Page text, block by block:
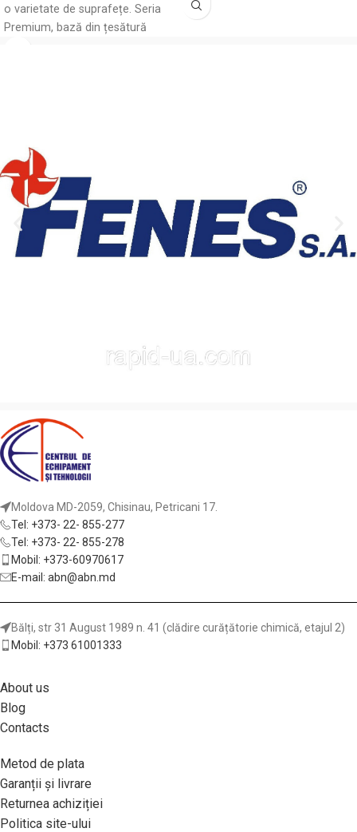
o varietate de suprafețe. Seria
Premium, bază din țesătură
Moldova MD-2059, Chisinau, Petricani 17.
Tel: +373- 22- 855-277
Tel: +373- 22- 855-278
Mobil: +373-60970617
E-mail: abn@abn.md
Bălți, str 31 August 1989 n. 41 (clădire curățătorie chimică, etajul 2)
Mobil: +373 61001333
About us
Blog
Contacts
Metod de plata
Garanții și livrare
Returnea achiziției
Politica site-ului